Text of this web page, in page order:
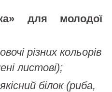
для молодої
різних кольорів
листові);
білок (риба,